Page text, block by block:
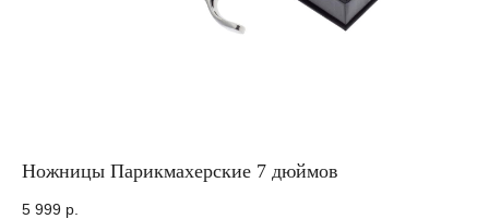
Ножницы Парикмахерские 7 дюймов
5 999 р.